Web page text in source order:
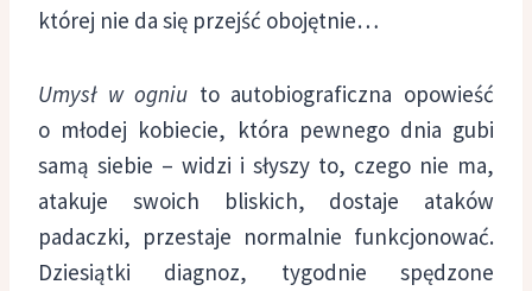
której nie da się przejść obojętnie…
Umysł w ogniu to autobiograficzna opowieść
o młodej kobiecie, która pewnego dnia gubi
samą siebie – widzi i słyszy to, czego nie ma,
atakuje swoich bliskich, dostaje ataków
padaczki, przestaje normalnie funkcjonować.
Dziesiątki diagnoz, tygodnie spędzone